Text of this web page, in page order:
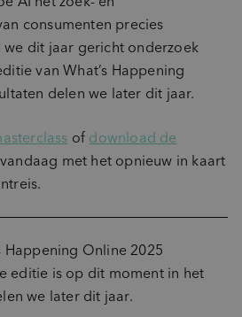
consumenten precies
dit jaar gericht onderzoek
van What’s Happening
delen we later dit jaar.
of download de
met het opnieuw in kaart
Happening Online 2025
editie is op dit moment in het
we later dit jaar.